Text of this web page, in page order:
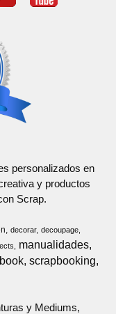
personalizados en
y productos
Scrap.
decorar
decoupage
manualidades
scrapbooking
y Mediums